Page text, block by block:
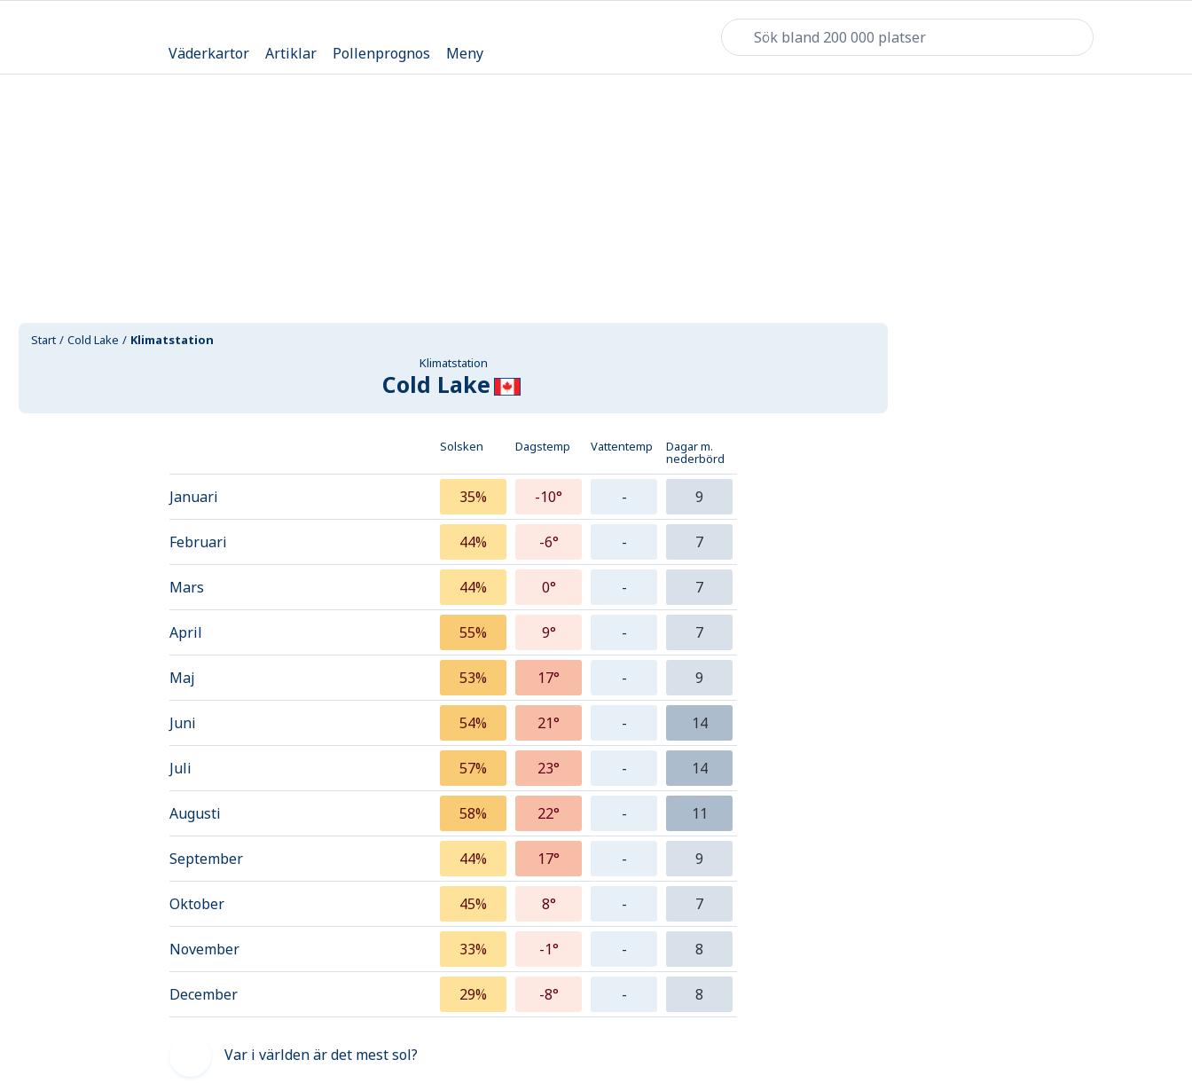
Väderkartor Artiklar Pollenprognos Meny
Start Cold Lake
Klimatstation
Klimatstation
Cold Lake
Solsken Dagstemp Vattentemp Dagar m.
nederbörd
Januari 35% -10° - 9
Februari 44% -6° - 7
Mars 44% 0° - 7
April 55% 9° - 7
Maj 53% 17° - 9
Juni 54% 21° - 14
Juli 57% 23° - 14
Augusti 58% 22° - 11
September 44% 17° - 9
Oktober 45% 8° - 7
November 33% -1° - 8
December 29% -8° - 8
Var i världen är det mest sol?